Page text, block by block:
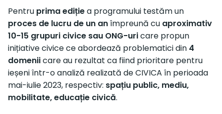
Pentru prima edițiea programului testăm un
proces de lucru de un anîmpreună cu aproximativ
10-15 grupuri civice sau ONG-uricare propun
inițiative civice ce abordează problematici din 4
domeniicare au rezultat ca fiind prioritare pentru
ieșeni într-o analiză realizată de CIVICA în perioada
mai-iulie 2023, respectiv: spațiu public, mediu,
mobilitate, educație civică.